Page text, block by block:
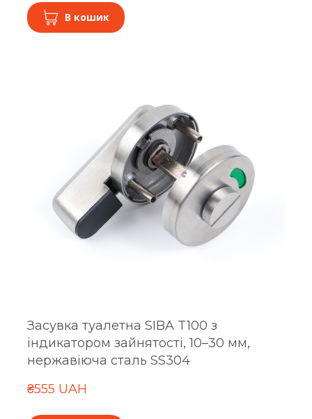
В кошик
Засувка туалетна SIBA T100 з
індикатором зайнятості, 10–30 мм,
нержавіюча сталь SS304
₴555 UAH